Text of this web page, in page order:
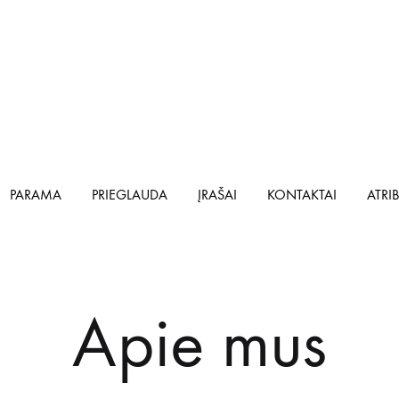
PARAMA PRIEGLAUDA ĮRAŠAI KONTAKTAI
Apie mus